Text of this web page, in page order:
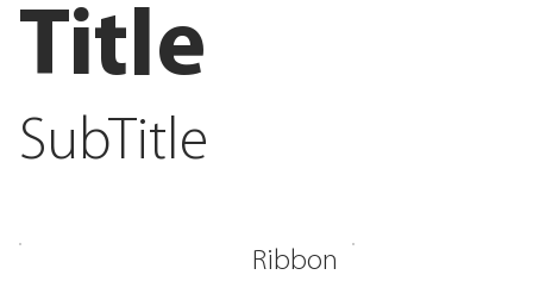
Title
SubTitle
Ribbon